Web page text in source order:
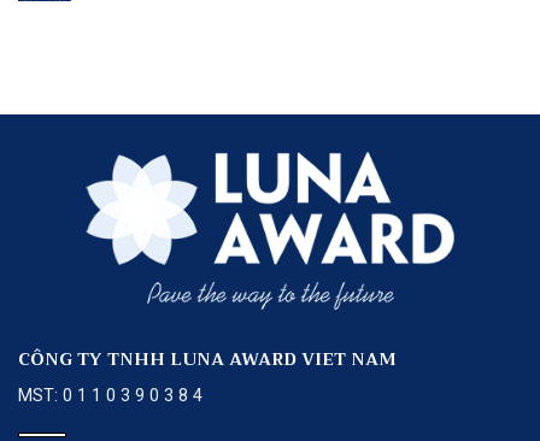
CÔNG TY TNHH LUNA AWARD VIET NAM
MST: 0 1 1 0 3 9 0 3 8 4